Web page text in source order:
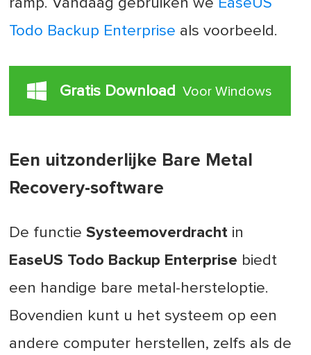
Todo Backup Enterprise als voorbeeld.
Gratis Download Voor Windows
Een uitzonderlijke Bare Metal
Recovery-software
De functieSysteemoverdracht in
EaseUS Todo Backup Enterprise biedt
een handige bare metal-hersteloptie.
Bovendien kunt u het systeem op een
andere computer herstellen, zelfs als de